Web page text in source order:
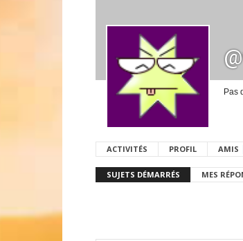
Pas
ACTIVITÉS PROFIL AMIS
SUJETS DÉMARRÉS MES